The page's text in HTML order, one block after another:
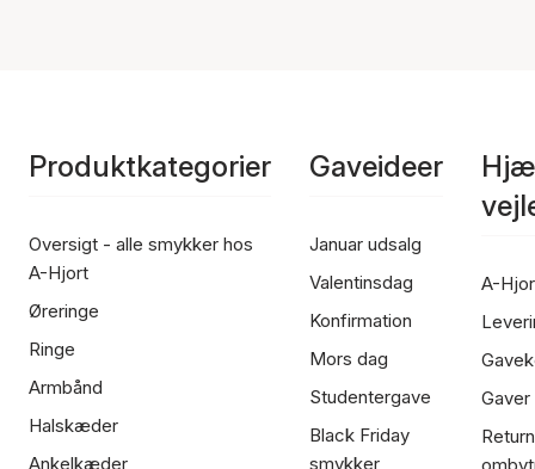
Produktkategorier
Oversigt - alle smykker hos
A-Hjort
Øreringe
Ringe
Armbånd
Halskæder
Ankelkæder
Gaveideer
Januar udsalg
Valentinsdag
Konfirmation
Mors dag
Studentergave
Black Friday
smykker
A-